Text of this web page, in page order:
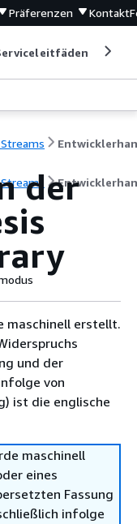
Präferenzen Kontakt
der
maschinell erstellt.
und der
von
ist die englische
maschinell
eines
Fassung
infolge